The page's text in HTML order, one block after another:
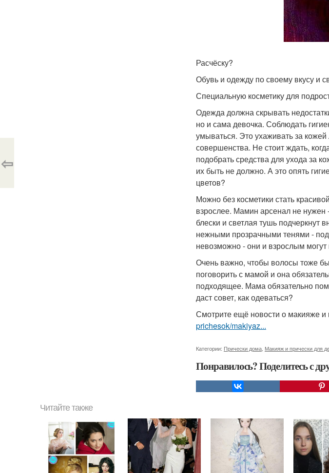
Расчёску?
Обувь и одежду по своему вкусу и
Специальную косметику для
Одежда должна скрывать
но и сама девочка. Соблюдать
умываться. Это ухаживать за
совершенства. Не стоит ждать,
подобрать средства для ухода за
их быть не должно. А это опять
цветов?
Можно без косметики стать
взрослее. Мамин арсенал не нужен
блески и светлая тушь
нежными прозрачными тенями -
невозможно - они и взрослым могут
Очень важно, чтобы волосы тоже
поговорить с мамой и она
подходящее. Мама обязательно
даст совет, как одеваться?
Смотрите ещё новости о макияже и
prichesok/makiyaz...
Категории: Прически дома Макияж и прически для
Понравилось? Поделитесь с
⇦
Читайте также